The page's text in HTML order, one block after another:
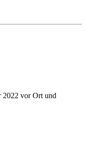
2022 vor Ort und